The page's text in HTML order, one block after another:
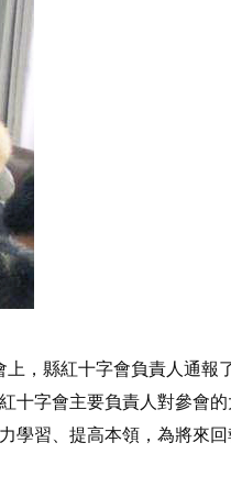
，縣紅十字會負責人通報
字會主要負責人對參會的
學習、提高本領，為將來